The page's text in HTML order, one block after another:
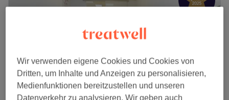
Donnerstag
10:00–20:00
Direkt am Sindlinger Bahnhof im Westen Frankfurts wird
bei Bella Waxing unerwünschten Härchen der Kampf
angesagt! Wenn du auf eine seidig-glatte Haut ohne
Wir verwenden eigene Cookies und Cookies von
Dritten, um Inhalte und Anzeigen zu personalisieren,
Medienfunktionen bereitzustellen und unseren
Datenverkehr zu analysieren. Wir geben auch